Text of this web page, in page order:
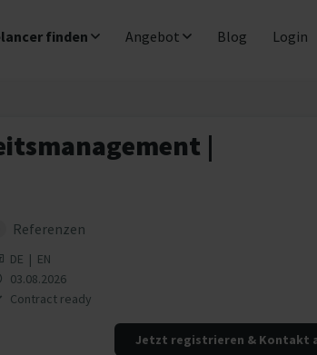
finden Angebot Blog Login
|
Referenzen
DE | EN
03.08.2026
Contract ready
Jetzt registrieren & Kontakt